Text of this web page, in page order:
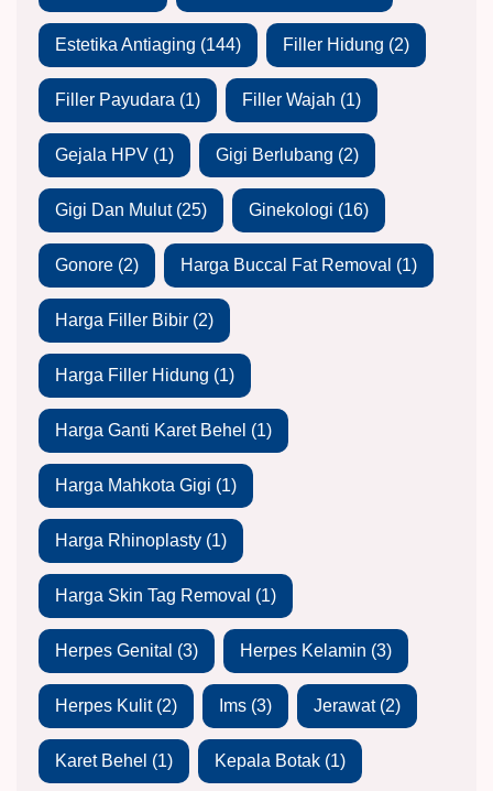
Estetika Antiaging (144) Filler Hidung (2)
Filler Payudara (1) Filler Wajah (1)
Gejala HPV (1) Gigi Berlubang (2)
Gigi Dan Mulut(25) Ginekologi (16)
Gonore (2) Harga Buccal Fat Removal (1)
Harga Filler Bibir (2)
Harga Filler Hidung (1)
Harga Ganti Karet Behel (1)
Harga Mahkota Gigi (1)
Harga Rhinoplasty (1)
Harga Skin Tag Removal (1)
Herpes Genital (3) Herpes Kelamin (3)
Herpes Kulit(2) Ims (3) Jerawat(2)
Karet Behel (1) Kepala Botak (1)